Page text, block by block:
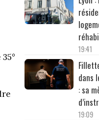
19:41
dans
: sa
19:09